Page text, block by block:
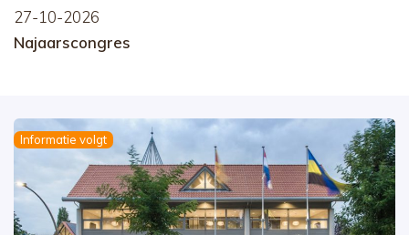
27-10-2026
Najaarscongres
Informatie volgt